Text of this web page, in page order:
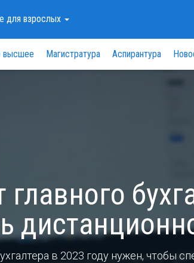
для взрослых
высшее Магистратура Аспирантура
главного
в 2023 году нужен, чтобы